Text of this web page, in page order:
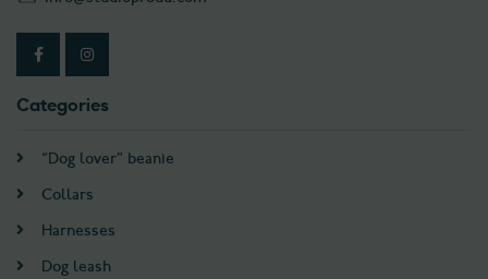
Categories
“Dog lover” beanie
Collars
Harnesses
Dog leash